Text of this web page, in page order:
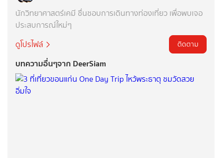
นักวิทยาศาสตร์เคมี ชื่นชอบการเดินทางท่องเที่ยว เพื่อพบเจอ
ประสบการณ์ใหม่ๆ
ดูโปรไฟล์
ติดตาม
บทความอื่นๆจาก DeerSiam